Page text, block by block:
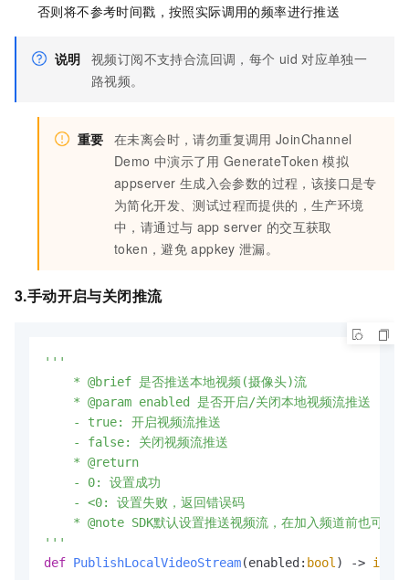
否则将不参考时间戳，按照实际调用的频率进行推送
说明 视频订阅不支持合流回调，每个 uid 对应单独一
路视频。
重要 在未离会时，请勿重复调用 JoinChannel
Demo 中演示了用 GenerateToken 模拟
appserver 生成入会参数的过程，该接口是专
为简化开发、测试过程而提供的，生产环境
中，请通过与 app server 的交互获取
token，避免 appkey 泄漏。
3.手动开启与关闭推流
'''
    * @brief 是否推送本地视频(摄像头)流
    * @param enabled 是否开启/关闭本地视频流推送
    - true: 开启视频流推送
    - false: 关闭视频流推送
    * @return
    - 0: 设置成功
    - <0: 设置失败，返回错误码
* @note SDK默认设置推送视频流，在加入频道前也可以
'''
def PublishLocalVideoStream(enabled: bool) -> int